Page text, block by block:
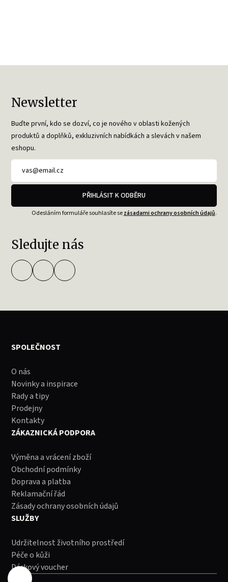
Newsletter
Buďte první, kdo se dozví, co je nového v oblasti kožených
produktů a doplňků, exkluzivních nabídkách a slevách v našem
eshopu.
PŘIHLÁSIT K ODBĚRU
Odesláním formuláře souhlasíte sezásadami ochrany osobních údajů.
Sledujte nás
SPOLEČNOST
O nás
Novinky a inspirace
Rady a tipy
Prodejny
Kontakty
ZÁKAZNICKÁ PODPORA
Výměna a vrácení zboží
Obchodní podmínky
Doprava a platba
Reklamační řád
Zásady ochrany osobních údajů
SLUŽBY
Udržitelnost životního prostředí
Péče o kůži
Dárkový voucher